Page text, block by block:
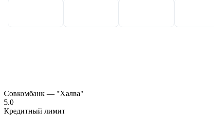
Совкомбанк — "Халва"
5.0
Кредитный лимит